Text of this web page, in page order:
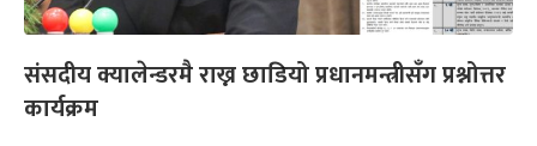
संसदीय क्यालेन्डरमै राख्न छाडियो प्रधानमन्त्रीसँग प्रश्नोत्तर
कार्यक्रम